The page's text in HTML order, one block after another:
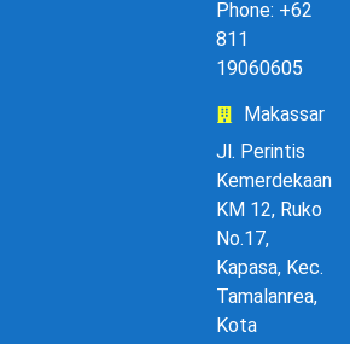
Phone: +62
811
19060605
Makassar
Jl. Perintis
Kemerdekaan
KM 12, Ruko
No.17,
Kapasa, Kec.
Tamalanrea,
Kota